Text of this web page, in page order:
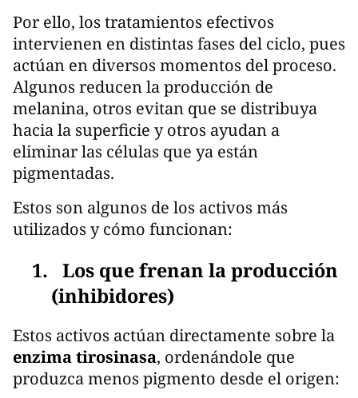
Por ello, los tratamientos efectivos
intervienen en distintas fases del ciclo, pues
actúan en diversos momentos del proceso.
Algunos reducen la producción de
melanina, otros evitan que se distribuya
hacia la superficie y otros ayudan a
eliminar las células que ya están
pigmentadas.
Estos son algunos de los activos más
utilizados y cómo funcionan:
1. Los que frenan la producción
(inhibidores)
Estos activos actúan directamente sobre la
enzima tirosinasa, ordenándole que
produzca menos pigmento desde el origen: